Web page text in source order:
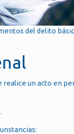
del delito
realice un acto en